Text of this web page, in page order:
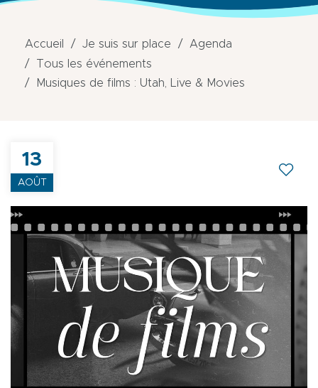
Accueil Je suis sur place
Agenda
Tous les événements
Musiques de films : Utah, Live & Movies
13
AOÛT